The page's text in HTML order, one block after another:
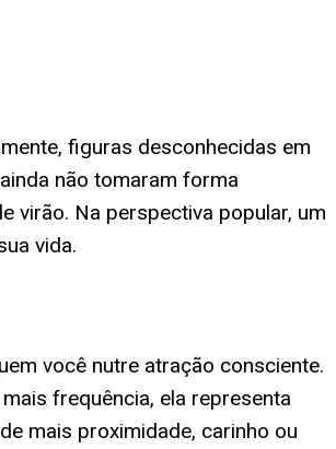
figuras desconhecidas em
não tomaram forma
virão. Na perspectiva popular, um
vida.
você nutre atração consciente.
frequência, ela representa
mais proximidade, carinho ou